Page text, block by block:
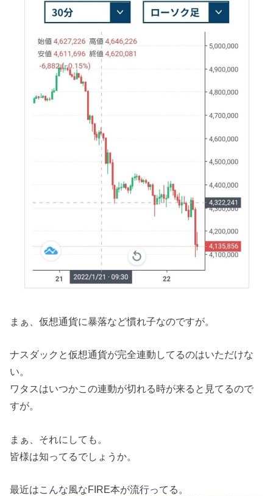
まぁ、仮想通貨に暴落など慣れ子なのですが。
ナスダックと仮想通貨が完全連動してるのはいただけな
い。
ワタスはいつかこの連動が切れる時が来ると見てるので
すが。
まぁ、それにしても。
皆様は知ってるでしょうか。
最近はこんな風なFIRE本が流行ってる。